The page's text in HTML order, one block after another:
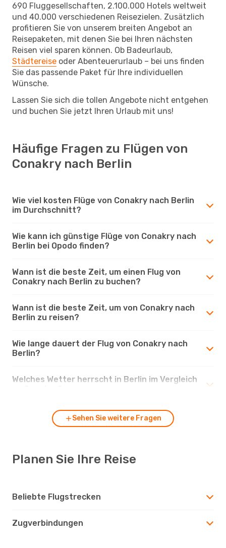
690 Fluggesellschaften, 2.100.000 Hotels weltweit
und 40.000 verschiedenen Reisezielen. Zusätzlich
profitieren Sie von unserem breiten Angebot an
Reisepaketen, mit denen Sie bei Ihren nächsten
Reisen viel sparen können. Ob Badeurlaub,
Städtereise oder Abenteuerurlaub – bei uns finden
Sie das passende Paket für Ihre individuellen
Wünsche.
Lassen Sie sich die tollen Angebote nicht entgehen
und buchen Sie jetzt Ihren Urlaub mit uns!
Häufige Fragen zu Flügen von
Conakry nach Berlin
Wie viel kosten Flüge von Conakry nach Berlin
im Durchschnitt?
Wie kann ich günstige Flüge von Conakry nach
Berlin bei Opodo finden?
Wann ist die beste Zeit, um einen Flug von
Conakry nach Berlin zu buchen?
Wann ist die beste Zeit, um von Conakry nach
Berlin zu reisen?
Wie lange dauert der Flug von Conakry nach
Berlin?
Welches Wetter herrscht in Berlin im Vergleich
Sehen Sie weitere Fragen
Planen Sie Ihre Reise
Beliebte Flugstrecken
Zugverbindungen